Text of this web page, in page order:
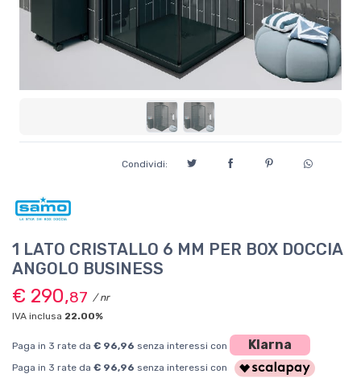
Condividi:
1 LATO CRISTALLO 6 MM PER BOX DOCCIA
ANGOLO BUSINESS
€ 290,87 / nr
IVA inclusa 22.00%
Paga in 3 rate da € 96,96 senza interessi con Klarna
Paga in 3 rate da € 96,96 senza interessi con